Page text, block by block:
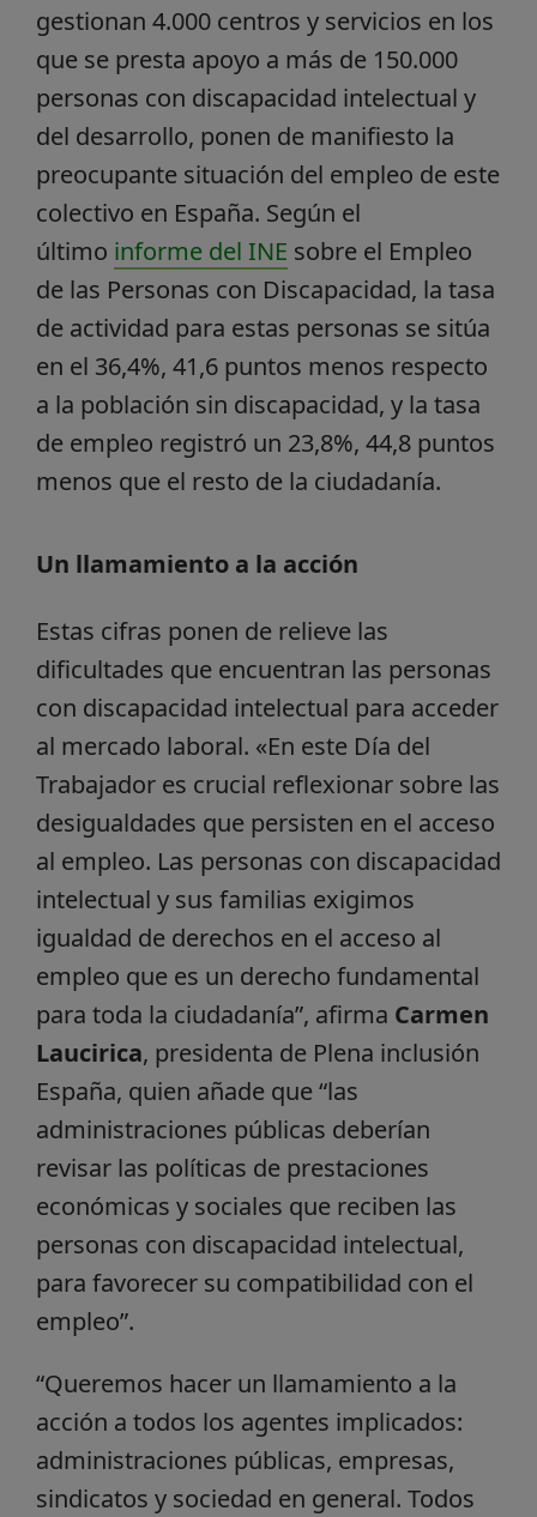
gestionan 4.000 centros y servicios en los
que se presta apoyo a más de 150.000
personas con discapacidad intelectual y
del desarrollo, ponen de manifiesto la
preocupante situación del empleo de este
colectivo en España. Según el
último informe del INE sobre el Empleo
de las Personas con Discapacidad, la tasa
de actividad para estas personas se sitúa
en el 36,4%, 41,6 puntos menos respecto
a la población sin discapacidad, y la tasa
de empleo registró un 23,8%, 44,8 puntos
menos que el resto de la ciudadanía.
Un llamamiento a la acción
Estas cifras ponen de relieve las
dificultades que encuentran las personas
con discapacidad intelectual para acceder
al mercado laboral. «En este Día del
Trabajador es crucial reflexionar sobre las
desigualdades que persisten en el acceso
al empleo. Las personas con discapacidad
intelectual y sus familias exigimos
igualdad de derechos en el acceso al
empleo que es un derecho fundamental
para toda la ciudadanía”, afirma Carmen
Laucirica, presidenta de Plena inclusión
España, quien añade que “las
administraciones públicas deberían
revisar las políticas de prestaciones
económicas y sociales que reciben las
personas con discapacidad intelectual,
para favorecer su compatibilidad con el
empleo”.
“Queremos hacer un llamamiento a la
acción a todos los agentes implicados:
administraciones públicas, empresas,
sindicatos y sociedad en general. Todos